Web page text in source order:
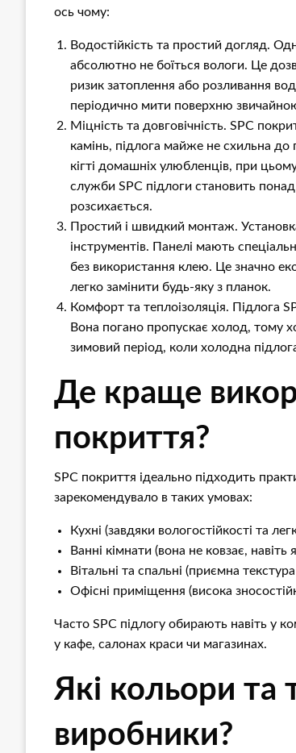
ось чому:
Водостійкість та простий догляд.
абсолютно не боїться вологи. Це
ризик затоплення або розливання
періодично мити поверхню
Міцність та довговічність. SPC
камінь, підлога майже не схильна до
кігті домашніх улюбленців, при
служби SPC підлоги становить
розсихається.
Простий і швидкий монтаж.
інструментів. Панелі мають
без використання клею. Це значно
легко замінити будь-яку з планок.
Комфорт та теплоізоляція. Підлога
Вона погано пропускає холод, тому
зимовий період, коли холодна
Де краще
покриття?
SPC покриття ідеально підходить
зарекомендувало в таких умовах:
Кухні (завдяки вологостійкості та
Ванні кімнати (вона не ковзає,
Вітальні та спальні (приємна
Офісні приміщення (висока
Часто SPC підлогу обирають навіть у
у кафе, салонах краси чи магазинах.
Які кольори та
виробники?